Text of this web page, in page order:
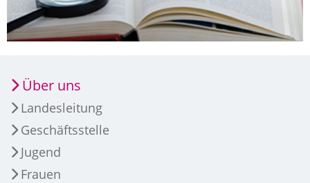
Über uns
Landesleitung
Geschäftsstelle
Jugend
Frauen